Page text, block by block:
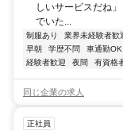
しいサービスだね
でいた...
制服あり 業界未経験者歓
早朝
学歴不問 車通勤OK
経験者歓迎
夜間 有資格
同じ企業の求人
正社員